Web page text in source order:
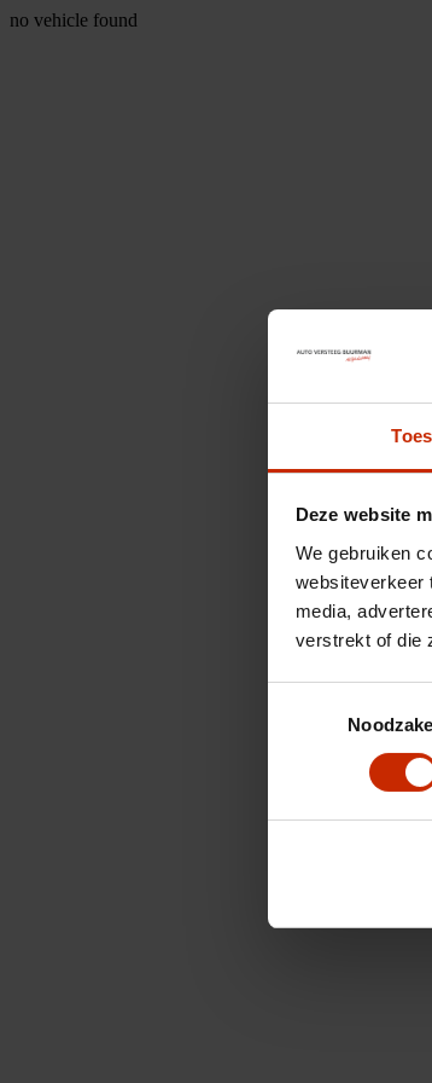
Deze website
We gebruiken
websiteverkeer
media,
verstrekt of die
no vehicle found